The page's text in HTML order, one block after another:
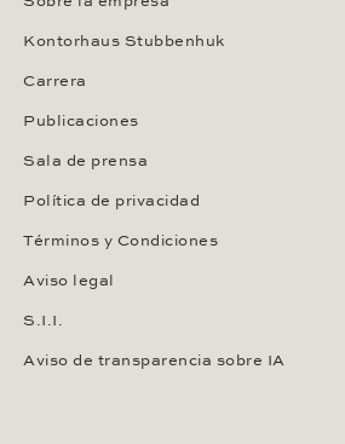
Kontorhaus Stubbenhuk
Carrera
Publicaciones
Sala de prensa
Política de privacidad
Términos y Condiciones
Aviso legal
S.I.I.
Aviso de transparencia sobre IA